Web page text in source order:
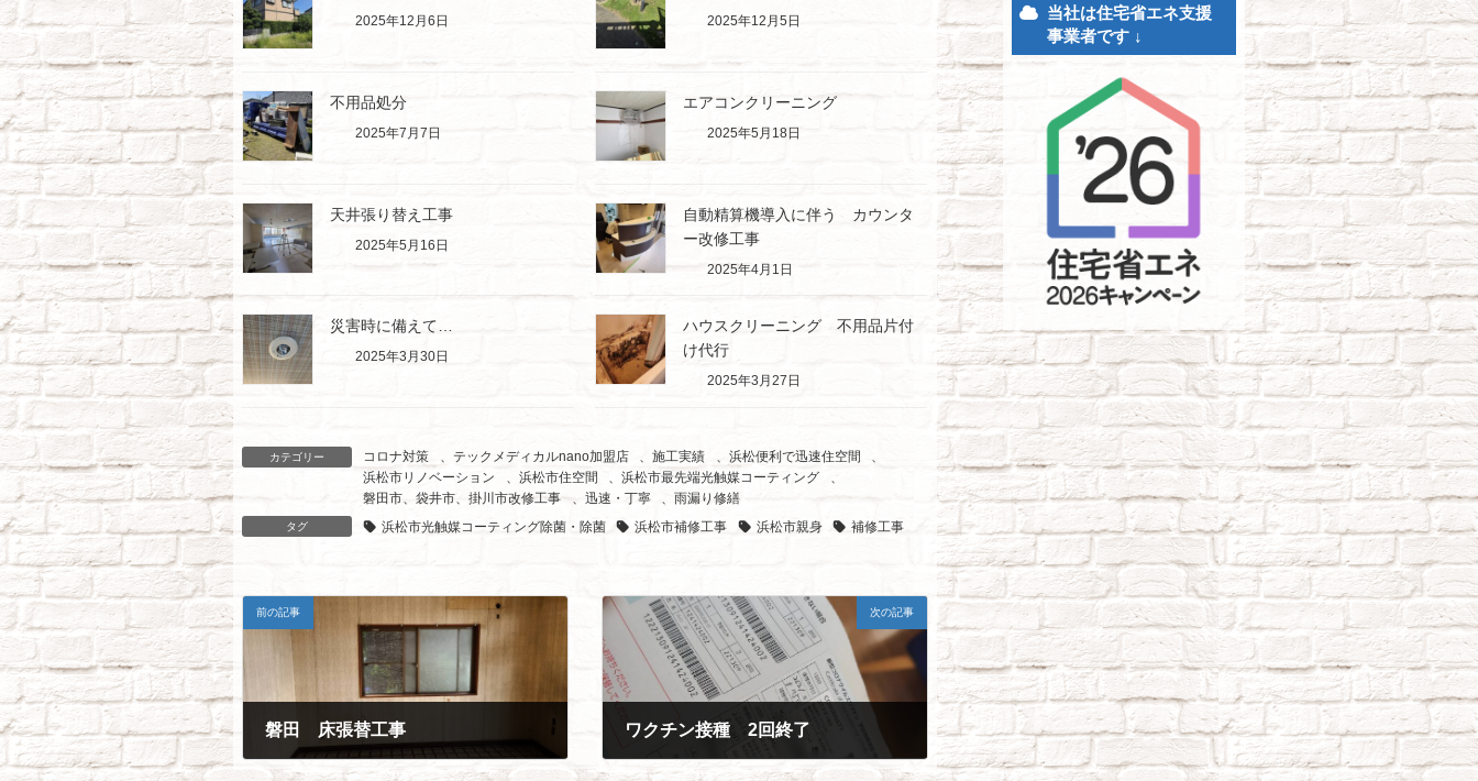
2025年12月6日 2025年12月5日
不用品処分
2025年7月7日
エアコンクリーニング
2025年5月18日
天井張り替え工事
2025年5月16日
自動精算機導入に伴う カウンタ
ー改修工事
2025年4月1日
災害時に備えて…
2025年3月30日
ハウスクリーニング 不用品片付
け代行
2025年3月27日
カテゴリー コロナ対策 、 テックメディカルnano加盟店 、施工実績 、 浜松便利で迅速住空間
、
浜松市リノベーション
、 浜松市住空間 、浜松市最先端光触媒コーティング
、
磐田市、袋井市、掛川市改修工事
、 迅速・丁寧 、雨漏り修繕
タグ 浜松市光触媒コーティング除菌・除菌 浜松市補修工事 浜松市親身 補修工事
前の記事
磐田 床張替工事
2021年8月13日
次の記事
ワクチン接種 2回終了
当社は住宅省エネ支援
事業者です ↓